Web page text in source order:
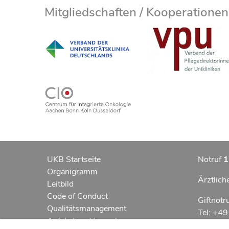
Mitgliedschaften / Kooperationen
UKB Startseite
Organigramm
Leitbild
Code of Conduct
Qualitätsmanagement
Anfahrt und Lageplan
Notruf
Tel: